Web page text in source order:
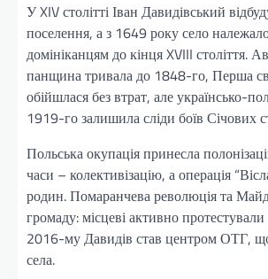
У XIV столітті Іван Давидівський
поселення, а з 1649 року село
домініканцям до кінця XVIII століття.
панщина тривала до 1848-го, Перша
обійшлася без втрат, але українсько-
1919-го залишила сліди боїв Січових
Польська окупація принесла
часи – колективізацію, а операція
родин. Помаранчева революція та
громаду: місцеві активно
2016-му Давидів став центром ОТГ,
села.